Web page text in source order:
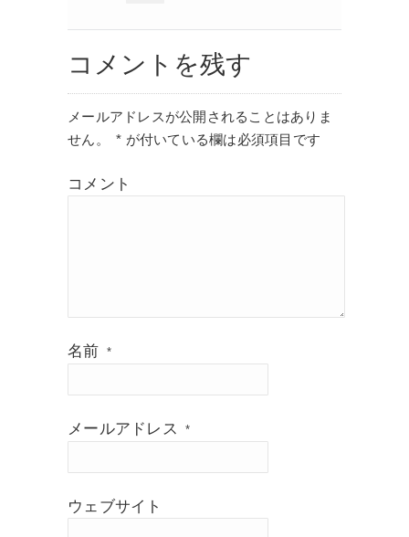
コメントを残す
メールアドレスが公開されることはありま
せん。
* が付いている欄は必須項目です
コメント
名前 *
メールアドレス *
ウェブサイト